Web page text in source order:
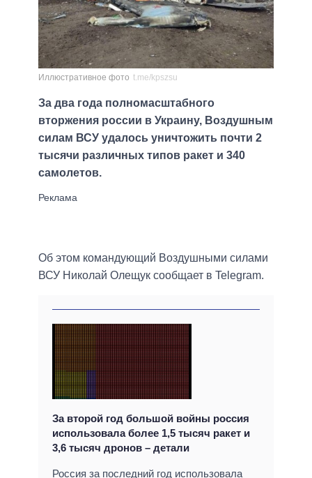
Иллюстративное фото t.me/kpszsu
За два года полномасштабного
вторжения россии в Украину, Воздушным
силам ВСУ удалось уничтожить почти 2
тысячи различных типов ракет и 340
самолетов.
Об этом командующий Воздушными силами
ВСУ Николай Олещук сообщает в Telegram.
За второй год большой войны россия
использовала более 1,5 тысяч ракет и
3,6 тысяч дронов – детали
Россия за последний год использовала